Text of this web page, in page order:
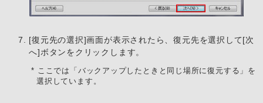
[復元先の選択]画面が表示されたら、復元先を選択して[次
へ]ボタンをクリックします。
* ここでは「バックアップしたときと同じ場所に復元する」を
選択しています。